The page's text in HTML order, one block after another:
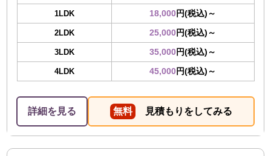
1LDK 18,000円(税込)～
2LDK 25,000円(税込)～
3LDK 35,000円(税込)～
4LDK 45,000円(税込)～
詳細を見る 無料 見積もりをしてみる